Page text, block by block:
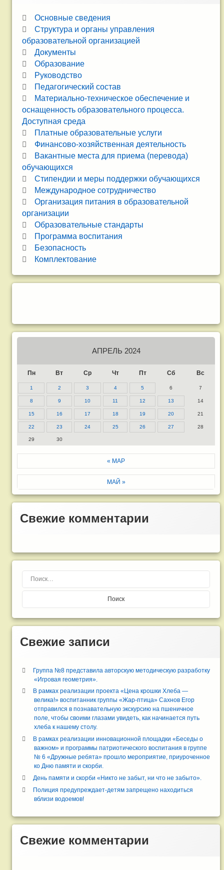
Основные сведения
Структура и органы управления
образовательной организацией
Документы
Образование
Руководство
Педагогический состав
Материально-техническое обеспечение и
оснащенность образовательного процесса.
Доступная среда
Платные образовательные услуги
Финансово-хозяйственная деятельность
Вакантные места для приема (перевода)
обучающихся
Стипендии и меры поддержки обучающихся
Международное сотрудничество
Организация питания в образовательной
организации
Образовательные стандарты
Программа воспитания
Безопасность
Комплектование
АПРЕЛЬ 2024
Пн Вт Ср Чт Пт Сб Вс
1 2 3 4 5 6 7
8 9 10 11 12 13 14
15 16 17 18 19 20 21
22 23 24 25 26 27 28
29 30
« МАР
МАЙ »
Свежие комментарии
Свежие записи
Группа №8 представила авторскую методическую разработку
«Игровая геометрия».
В рамках реализации проекта «Цена крошки Хлеба —
велика!» воспитанник группы «Жар-птица» Сахнов Егор
отправился в познавательную экскурсию на пшеничное
поле, чтобы своими глазами увидеть, как начинается путь
хлеба к нашему столу.
В рамках реализации инновационной площадки «Беседы о
важном» и программы патриотического воспитания в группе
№ 6 «Дружные ребята» прошло мероприятие, приуроченное
ко Дню памяти и скорби.
День памяти и скорби «Никто не забыт, ни что не забыто».
Полиция предупреждает-детям запрещено находиться
вблизи водоемов!
Свежие комментарии